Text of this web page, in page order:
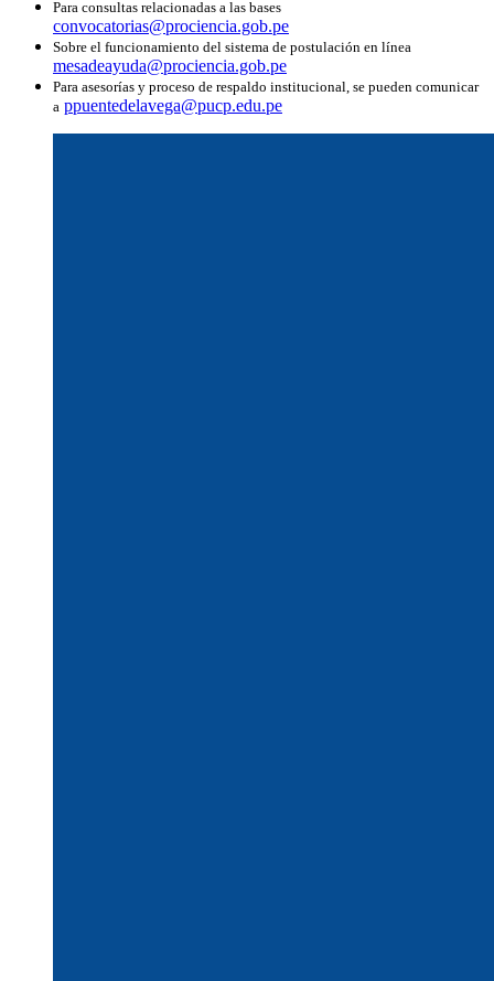
Para consultas relacionadas a las bases
convocatorias@prociencia.gob.pe
Sobre el funcionamiento del sistema de postulación en línea
mesadeayuda@prociencia.gob.pe
Para asesorías y proceso de respaldo institucional, se pueden comunicar
a ppuentedelavega@pucp.edu.pe